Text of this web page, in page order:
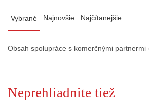
Vybrané Najnovšie Najčítanejšie
Obsah spolupráce s komerčnými partnermi
Neprehliadnite tiež